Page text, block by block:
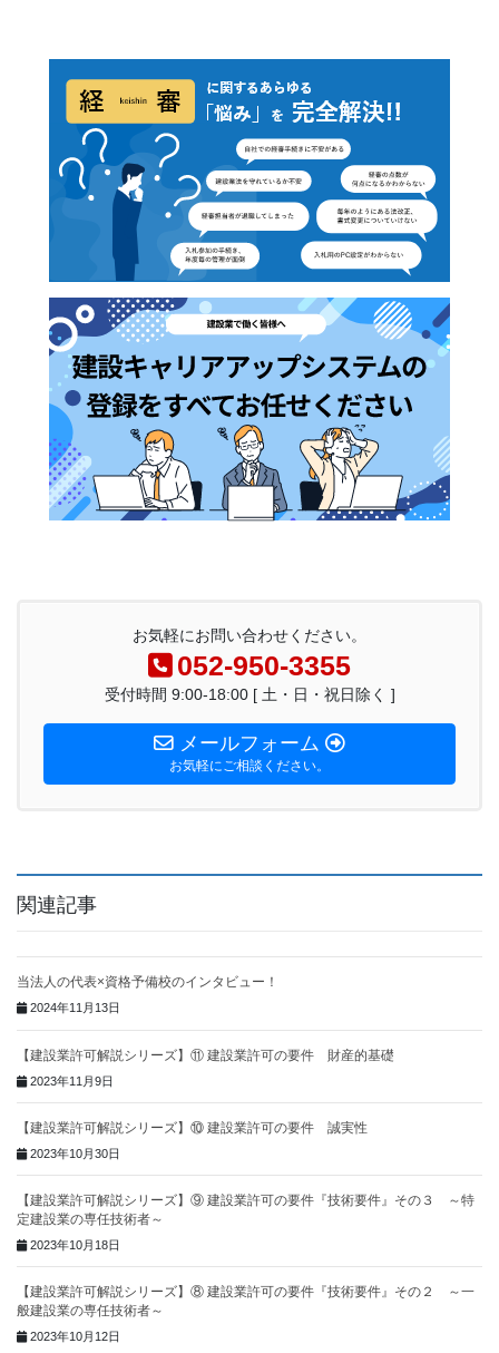
お気軽にお問い合わせください。
052-950-3355
受付時間 9:00-18:00 [ 土・日・祝日除く ]
メールフォーム
お気軽にご相談ください。
関連記事
当法人の代表×資格予備校のインタビュー！
2024年11月13日
【建設業許可解説シリーズ】⑪ 建設業許可の要件 財産的基礎
2023年11月9日
【建設業許可解説シリーズ】⑩ 建設業許可の要件 誠実性
2023年10月30日
【建設業許可解説シリーズ】⑨ 建設業許可の要件『技術要件』その３ ～特
定建設業の専任技術者～
2023年10月18日
【建設業許可解説シリーズ】⑧ 建設業許可の要件『技術要件』その２ ～一
般建設業の専任技術者～
2023年10月12日